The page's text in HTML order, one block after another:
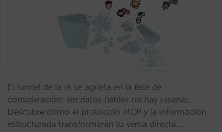
El funnel de la IA se agrieta en la fase de
consideración: sin datos fiables no hay reserva.
Descubre cómo el protocolo MCP y la información
estructurada transformarán tu venta directa.…